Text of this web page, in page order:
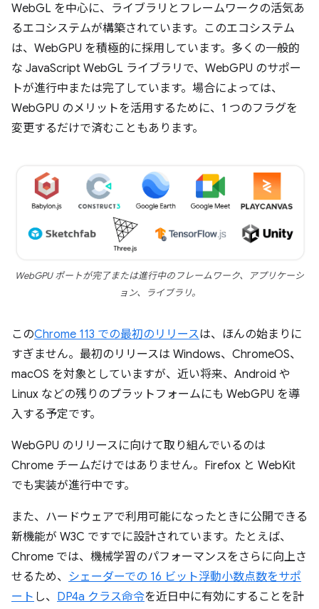
WebGL を中心に、ライブラリとフレームワークの活気あ
るエコシステムが構築されています。このエコシステム
は、WebGPU を積極的に採用しています。多くの一般的
な JavaScript WebGL ライブラリで、WebGPU のサポー
トが進行中または完了しています。場合によっては、
WebGPU のメリットを活用するために、1 つのフラグを
変更するだけで済むこともあります。
WebGPU ポートが完了または進行中のフレームワーク、アプリケーシ
ョン、ライブラリ。
このChrome 113 での最初のリリースは、ほんの始まりに
すぎません。最初のリリースは Windows、ChromeOS、
macOS を対象としていますが、近い将来、Android や
Linux などの残りのプラットフォームにも WebGPU を導
入する予定です。
WebGPU のリリースに向けて取り組んでいるのは
Chrome チームだけではありません。Firefox と WebKit
でも実装が進行中です。
また、ハードウェアで利用可能になったときに公開できる
新機能が W3C ですでに設計されています。たとえば、
Chrome では、機械学習のパフォーマンスをさらに向上さ
せるため、 シェーダーでの 16 ビット浮動小数点数をサポ
ート し、 DP4a クラス命令を近日中に有効にすることを計